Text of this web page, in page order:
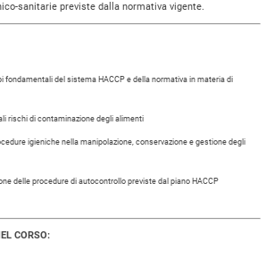
sanitarie previste dalla normativa vigente.
fondamentali del sistema HACCP e della normativa in materia di
rischi di contaminazione degli alimenti
igieniche nella manipolazione, conservazione e gestione degli
delle procedure di autocontrollo previste dal piano HACCP
CORSO: